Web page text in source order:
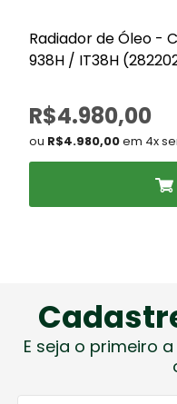
Radiador de Óleo -
938H / IT38H
R$4.980,00
ou R$4.980,00em 4x
E seja o primeiro